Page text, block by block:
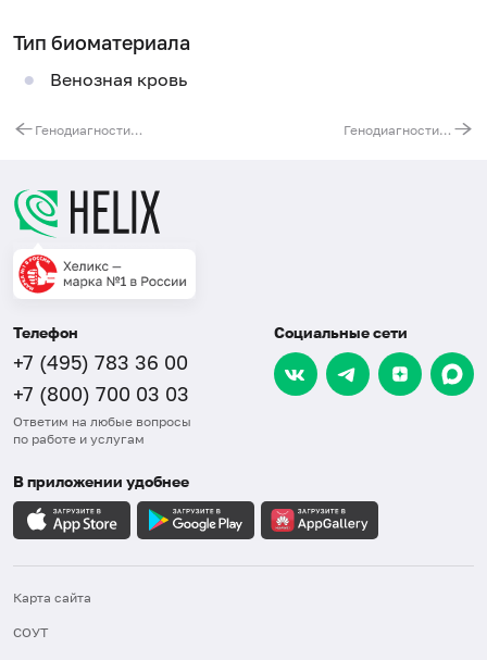
Тип биоматериала
Венозная кровь
Генодиагностика криопиринассоциированных периодических синдромов. Ген NLRP3, экзон 3 Генодиагностика острой перемежающейся порфирии. Ген HMBS
Телефон
+7 (495) 783 36 00
+7 (800) 700 03 03
Ответим на любые вопросы
по работе и услугам
Социальные сети
В приложении удобнее
Карта сайта
СОУТ